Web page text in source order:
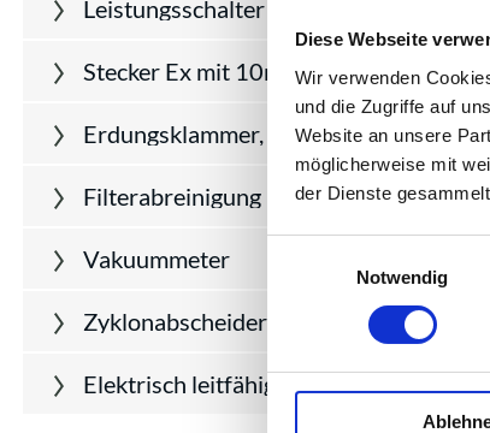
Diese Webseite
Wir verwenden
und die Zugriffe auf
Website an unsere
möglicherweise mit
der Dienste
Notwendig
Leistungsschalter Ex
Stecker Ex mit 10m Kabel
Erdungsklammer, 2m
Filterabreinigung MFA
Vakuummeter
Elektrisch leitfähige Rollen und Räder